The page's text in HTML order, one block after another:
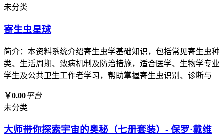
未分类
寄生虫星球
简介：本资料系统介绍寄生虫学基础知识，包括常见寄生虫种
类、生活周期、致病机制及防治措施，适合医学、生物学专业
学生及公共卫生工作者学习，帮助掌握寄生虫识别、诊断与
￥0.00平台
未分类
大师带你探索宇宙的奥秘（七册套装）- 保罗·戴维